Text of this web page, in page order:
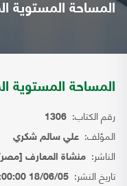
المساحة المستوية
المساحة المستوية
رقم الكتاب: 1306
المؤلف: علي سالم شكري
الناشر: منشاة المعارف [مصر]
تاريخ النشر: 18/06/05 12:00:00 AM